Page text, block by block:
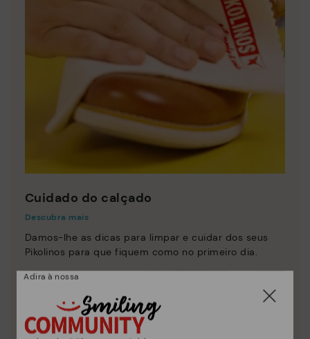
Cuidado do calçado
Descubra mais
Damos-lhe as dicas para limpar e cuidar dos seus
Pikolinos para que fiquem como no primeiro dia.
Adira à nossa